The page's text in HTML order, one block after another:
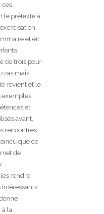
ces
le prétexte à
et en
de trois pour
mais
revient et le
exemples,
et
avant,
rencontres.
que ce
de
rendre
à la